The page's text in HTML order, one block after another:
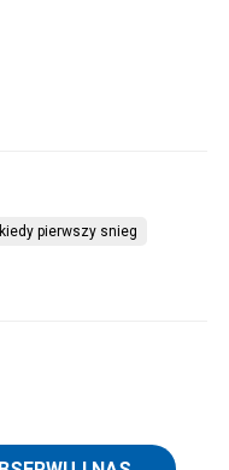
kiedy pierwszy snieg